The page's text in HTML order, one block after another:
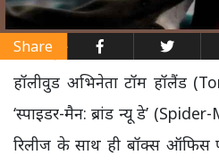
Share
हॉलीवुड अभिनेता टॉम हॉलैंड
‘स्पाइडर-मैन: ब्रांड न्यू डे’
रिलीज के साथ ही बॉक्स ऑफिस